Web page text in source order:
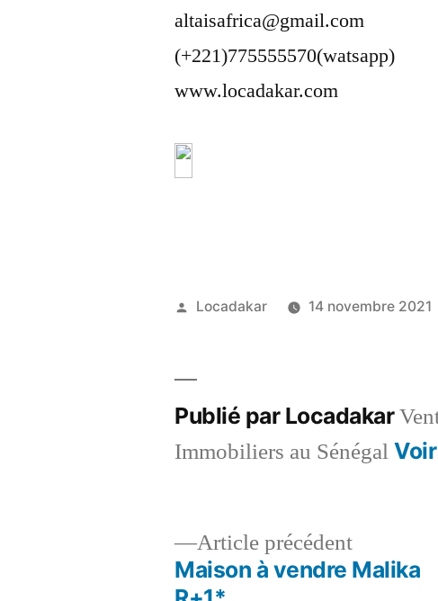
altaisafrica@gmail.com
(+221)775555570(watsapp)
www.locadakar.com
Publié
Locadakar 14 novembre 2021
Publié par Locadakar
Immobiliers au Sénégal
Article précédentArticle
Maison à vendre Malika